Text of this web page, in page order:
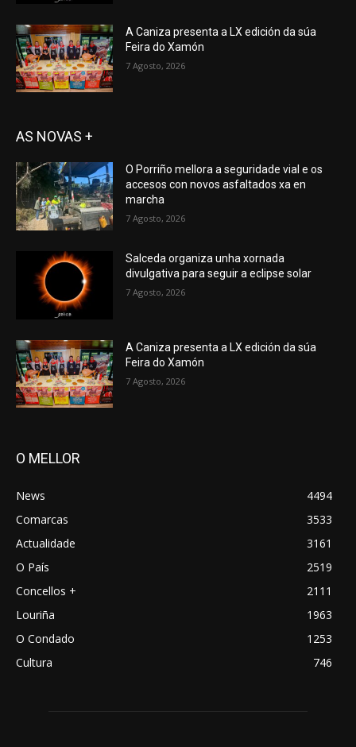
A Caniza presenta a LX edición da súa
Feira do Xamón
7 Agosto, 2026
AS NOVAS +
O Porriño mellora a seguridade vial e os
accesos con novos asfaltados xa en
marcha
7 Agosto, 2026
Salceda organiza unha xornada
divulgativa para seguir a eclipse solar
7 Agosto, 2026
A Caniza presenta a LX edición da súa
Feira do Xamón
7 Agosto, 2026
O MELLOR
News
4494
Comarcas
3533
Actualidade
3161
O País
2519
Concellos +
2111
Louriña
1963
O Condado
1253
Cultura
746